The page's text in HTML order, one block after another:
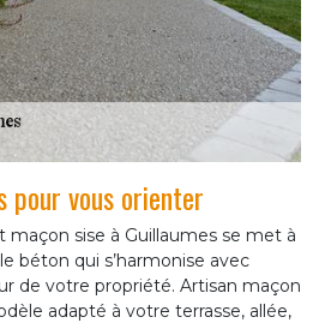
pour vous orienter
maçon sise à Guillaumes se met à
béton qui s’harmonise avec
de votre propriété. Artisan maçon
adapté à votre terrasse, allée,